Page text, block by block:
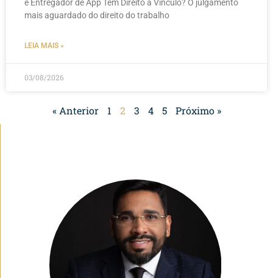
e Entregador de App Têm Direito a Vínculo? O julgamento
mais aguardado do direito do trabalho
LEIA MAIS »
03/08/2026
« Anterior 1 2 3 4 5 Próximo »